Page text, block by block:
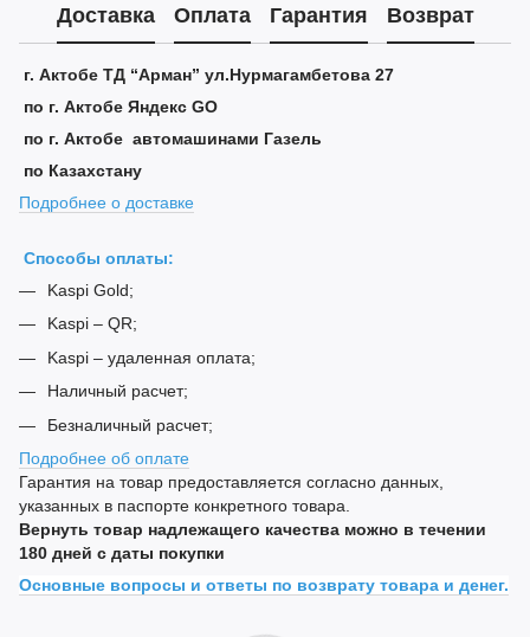
Доставка Оплата Гарантия Возврат
г. Актобе ТД “Арман” ул.Нурмагамбетова 27
по г. Актобе Яндекс GO
по г. Актобе автомашинами Газель
по Казахстану
Подробнее о доставке
Способы оплаты:
Kaspi Gold;
Kaspi – QR;
Kaspi – удаленная оплата;
Наличный расчет;
Безналичный расчет;
Подробнее об оплате
Гарантия на товар предоставляется согласно данных,
указанных в паспорте конкретного товара.
Вернуть товар надлежащего качества можно в течении
180 дней с даты покупки
Основные вопросы и ответы по возврату товара и денег.